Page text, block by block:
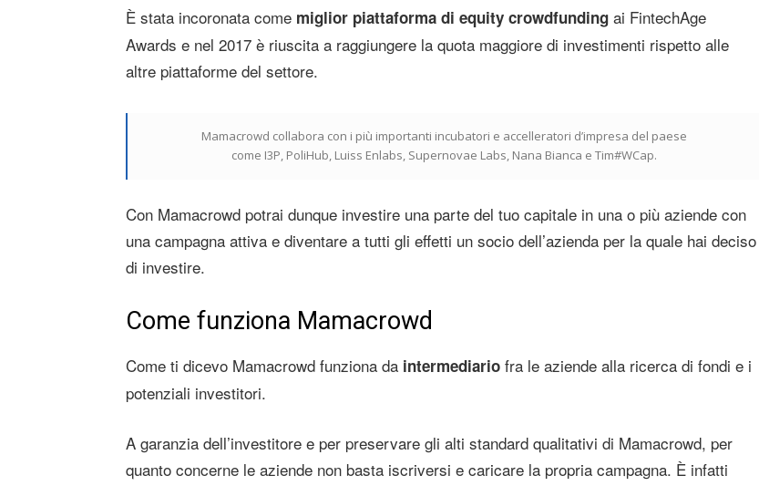
È stata incoronata come miglior piattaforma di equity crowdfunding ai FintechAge
Awards e nel 2017 è riuscita a raggiungere la quota maggiore di investimenti rispetto alle
altre piattaforme del settore.
Mamacrowd collabora con i più importanti incubatori e accelleratori d’impresa del paese
come I3P, PoliHub, Luiss Enlabs, Supernovae Labs, Nana Bianca e Tim#WCap.
Con Mamacrowd potrai dunque investire una parte del tuo capitale in una o più aziende con
una campagna attiva e diventare a tutti gli effetti un socio dell’azienda per la quale hai deciso
di investire.
Come funziona Mamacrowd
Come ti dicevo Mamacrowd funziona da intermediario fra le aziende alla ricerca di fondi e i
potenziali investitori.
A garanzia dell’investitore e per preservare gli alti standard qualitativi di Mamacrowd, per
quanto concerne le aziende non basta iscriversi e caricare la propria campagna. È infatti